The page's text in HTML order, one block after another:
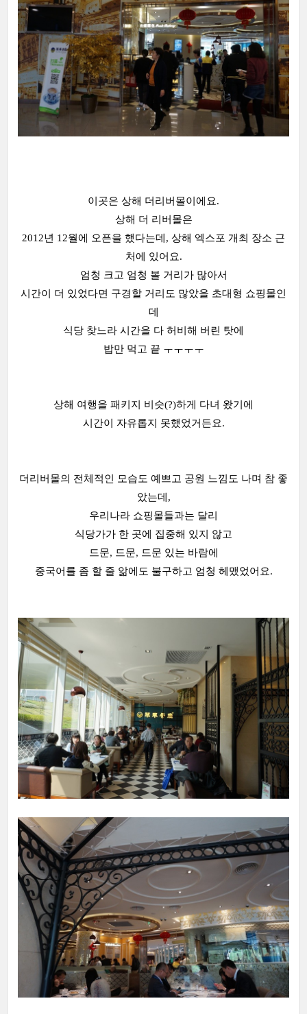
이곳은 상해 더리버몰이에요.
상해 더 리버몰은
2012년 12월에 오픈을 했다는데, 상해 엑스포 개최 장소 근
처에 있어요.
엄청 크고 엄청 볼 거리가 많아서
시간이 더 있었다면 구경할 거리도 많았을 초대형 쇼핑몰인
데
식당 찾느라 시간을 다 허비해 버린 탓에
밥만 먹고 끝 ㅜㅜㅜㅜ
상해 여행을 패키지 비슷(?)하게 다녀 왔기에
시간이 자유롭지 못했었거든요.
더리버몰의 전체적인 모습도 예쁘고 공원 느낌도 나며 참 좋
았는데,
우리나라 쇼핑몰들과는 달리
식당가가 한 곳에 집중해 있지 않고
드문, 드문, 드문 있는 바람에
중국어를 좀 할 줄 앎에도 불구하고 엄청 헤맸었어요.